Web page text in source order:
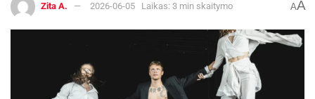
Zita A. 2026-06-05 Laikas: 3 min skaitymo AA